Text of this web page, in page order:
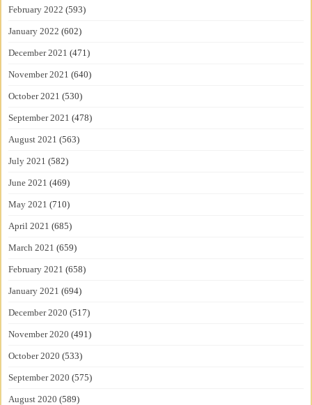
February 2022 (593)
January 2022 (602)
December 2021 (471)
November 2021 (640)
October 2021 (530)
September 2021 (478)
August 2021 (563)
July 2021 (582)
June 2021 (469)
May 2021 (710)
April 2021 (685)
March 2021 (659)
February 2021 (658)
January 2021 (694)
December 2020 (517)
November 2020 (491)
October 2020 (533)
September 2020 (575)
August 2020 (589)